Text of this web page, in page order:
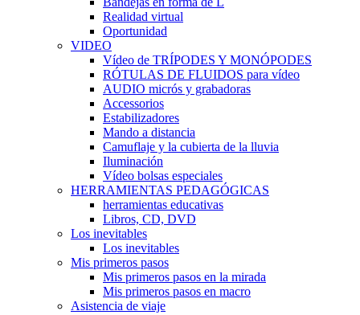
Realidad virtual
Oportunidad
VIDEO
Vídeo de TRÍPODES Y MONÓPODES
RÓTULAS DE FLUIDOS para vídeo
AUDIO micrós y grabadoras
Accessorios
Estabilizadores
Mando a distancia
Camuflaje y la cubierta de la lluvia
Iluminación
Vídeo bolsas especiales
HERRAMIENTAS PEDAGÓGICAS
herramientas educativas
Libros, CD, DVD
Los inevitables
Los inevitables
Mis primeros pasos
Mis primeros pasos en la mirada
Mis primeros pasos en macro
Asistencia de viaje